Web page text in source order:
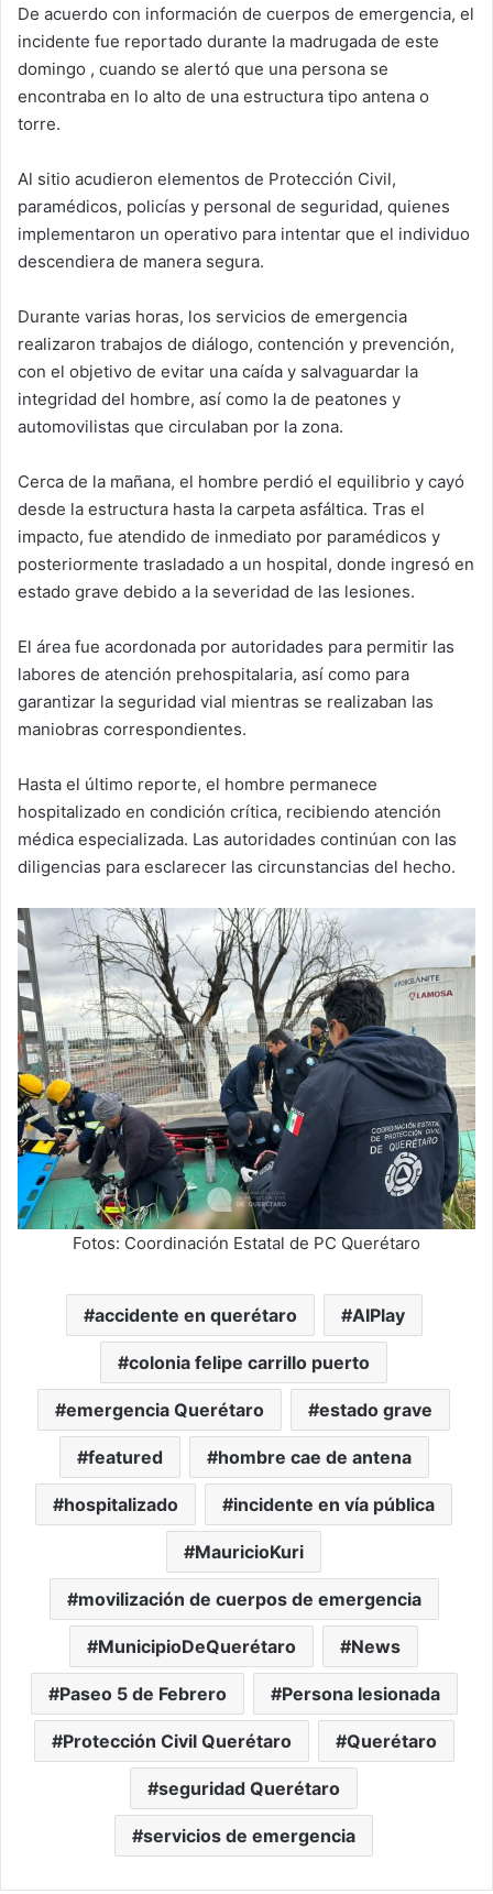
De acuerdo con información de cuerpos de emergencia, el
incidente fue reportado durante la madrugada de este
domingo , cuando se alertó que una persona se
encontraba en lo alto de una estructura tipo antena o
torre.
Al sitio acudieron elementos de Protección Civil,
paramédicos, policías y personal de seguridad, quienes
implementaron un operativo para intentar que el individuo
descendiera de manera segura.
Durante varias horas, los servicios de emergencia
realizaron trabajos de diálogo, contención y prevención,
con el objetivo de evitar una caída y salvaguardar la
integridad del hombre, así como la de peatones y
automovilistas que circulaban por la zona.
Cerca de la mañana, el hombre perdió el equilibrio y cayó
desde la estructura hasta la carpeta asfáltica. Tras el
impacto, fue atendido de inmediato por paramédicos y
posteriormente trasladado a un hospital, donde ingresó en
estado grave debido a la severidad de las lesiones.
El área fue acordonada por autoridades para permitir las
labores de atención prehospitalaria, así como para
garantizar la seguridad vial mientras se realizaban las
maniobras correspondientes.
Hasta el último reporte, el hombre permanece
hospitalizado en condición crítica, recibiendo atención
médica especializada. Las autoridades continúan con las
diligencias para esclarecer las circunstancias del hecho.
Fotos: Coordinación Estatal de PC Querétaro
accidente en querétaro AIPlay
colonia felipe carrillo puerto
emergencia Querétaro estado grave
featured hombre cae de antena
hospitalizado incidente en vía pública
MauricioKuri
movilización de cuerpos de emergencia
MunicipioDeQuerétaro News
Paseo 5 de Febrero Persona lesionada
Protección Civil Querétaro Querétaro
seguridad Querétaro
servicios de emergencia